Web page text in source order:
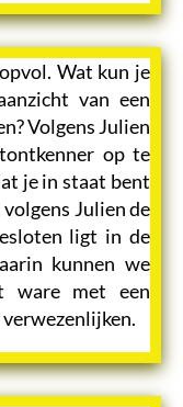
Wat kun je
van een
Volgens Julien
op te
je in staat bent
Julien de
ligt in de
kunnen we
ware met een